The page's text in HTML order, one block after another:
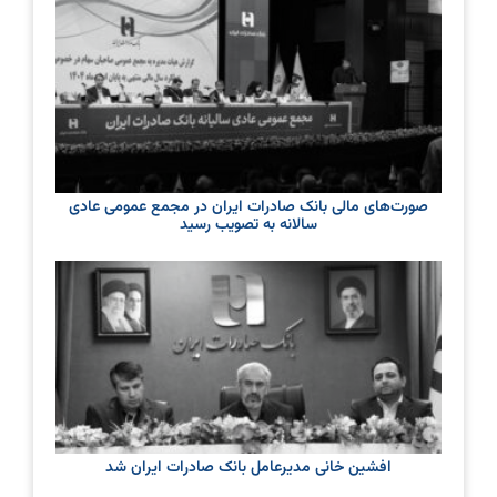
صورت‌های مالی بانک صادرات ایران در مجمع عمومی عادی
سالانه به تصویب رسید
افشین خانی مدیرعامل بانک صادرات ایران شد